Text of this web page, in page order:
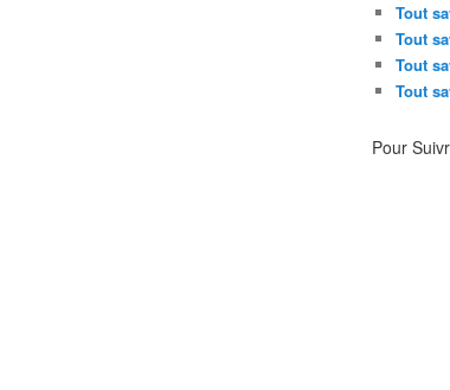
Tout
Tout
Tout
Tout
Pour